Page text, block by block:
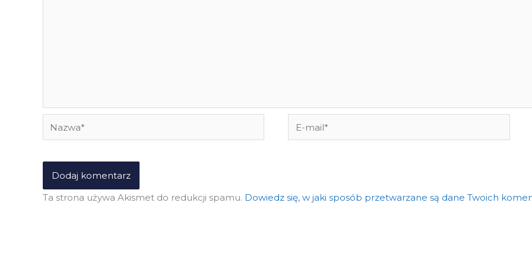
Nazwa*
E-
mail*
Ta strona używa Akismet do redukcji spamu. Dowiedz się, w jaki sposób przetwarzane są dane Twoich